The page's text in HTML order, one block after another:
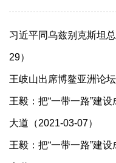
习近平同乌兹别克斯坦
29）
王岐山出席博鳌亚洲论
王毅：把“一带一路”建
大道（2021-03-07）
王毅：把“一带一路”建